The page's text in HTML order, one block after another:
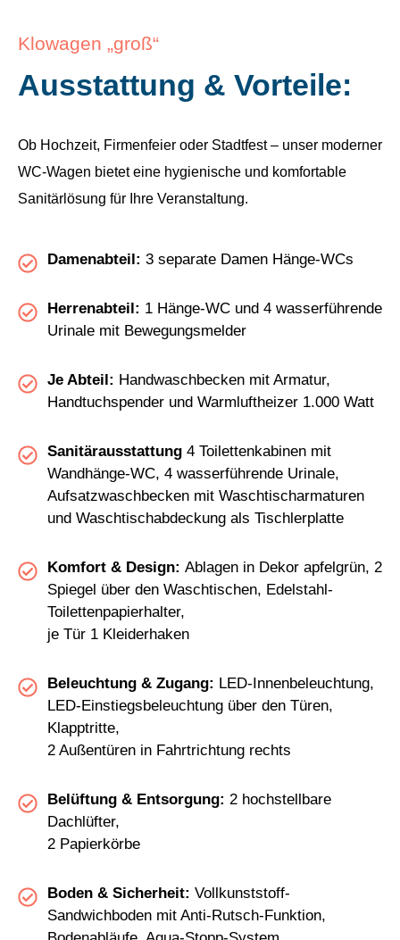
Klowagen „groß“
Ausstattung & Vorteile:
Ob Hochzeit, Firmenfeier oder Stadtfest – unser moderner
WC-Wagen bietet eine hygienische und komfortable
Sanitärlösung für Ihre Veranstaltung.
Damenabteil: 3 separate Damen Hänge-WCs
Herrenabteil: 1 Hänge-WC und 4 wasserführende
Urinale mit Bewegungsmelder
Je Abteil: Handwaschbecken mit Armatur,
Handtuchspender und Warmluftheizer 1.000 Watt
Sanitärausstattung4 Toilettenkabinen mit
Wandhänge-WC, 4 wasserführende Urinale,
Aufsatzwaschbecken mit Waschtischarmaturen
und Waschtischabdeckung als Tischlerplatte
Komfort & Design: Ablagen in Dekor apfelgrün, 2
Spiegel über den Waschtischen, Edelstahl-
Toilettenpapierhalter,
je Tür 1 Kleiderhaken
Beleuchtung & Zugang: LED-Innenbeleuchtung,
LED-Einstiegsbeleuchtung über den Türen,
Klapptritte,
2 Außentüren in Fahrtrichtung rechts
Belüftung & Entsorgung: 2 hochstellbare
Dachlüfter,
2 Papierkörbe
Boden & Sicherheit: Vollkunststoff-
Sandwichboden mit Anti-Rutsch-Funktion,